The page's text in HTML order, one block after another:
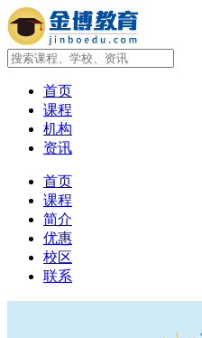
首页
课程
机构
资讯
首页
课程
简介
优惠
校区
联系